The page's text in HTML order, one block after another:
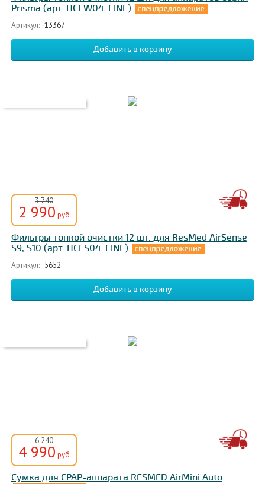
Prisma (арт. HCFW04-FINE)
Артикул: 13367
3 740
2 990 руб
Фильтры тонкой очистки 12 шт. для ResMed AirSense
S9, S10 (арт. HCFS04-FINE)
Артикул: 5652
6 240
4 990 руб
Сумка для СРАР-аппарата RESMED AirMini Auto